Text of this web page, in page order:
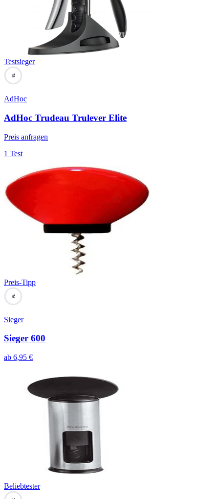
Testsieger
78
AdHoc
AdHoc Trudeau Trulever Elite
Preis anfragen
1 Test
Preis-Tipp
76
Sieger
Sieger 600
ab 6,95 €
Beliebtester